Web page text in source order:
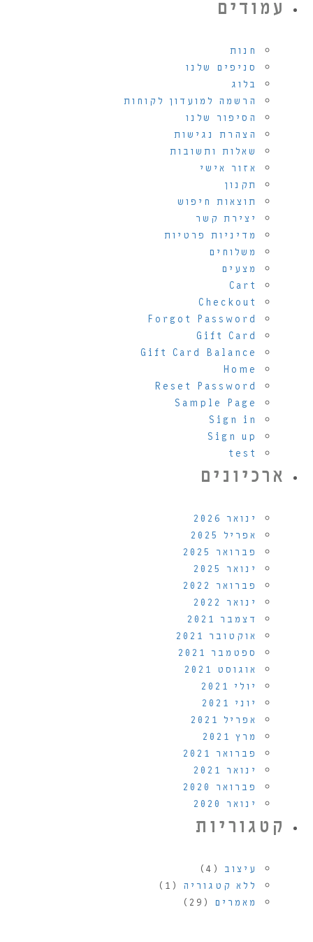
עמודים
חנות
סניפים שלנו
בלוג
הרשמה למועדון לקוחות
הסיפור שלנו
הצהרת נגישות
שאלות ותשובות
אזור אישי
תקנון
תוצאות חיפוש
יצירת קשר
מדיניות פרטיות
משלוחים
מצעים
Cart
Checkout
Forgot Password
Gift Card
Gift Card Balance
Home
Reset Password
Sample Page
Sign in
Sign up
test
ארכיונים
ינואר 2026
אפריל 2025
פברואר 2025
ינואר 2025
פברואר 2022
ינואר 2022
דצמבר 2021
אוקטובר 2021
ספטמבר 2021
אוגוסט 2021
יולי 2021
יוני 2021
אפריל 2021
מרץ 2021
פברואר 2021
ינואר 2021
פברואר 2020
ינואר 2020
קטגוריות
עיצוב (4)
ללא קטגוריה (1)
מאמרים (29)